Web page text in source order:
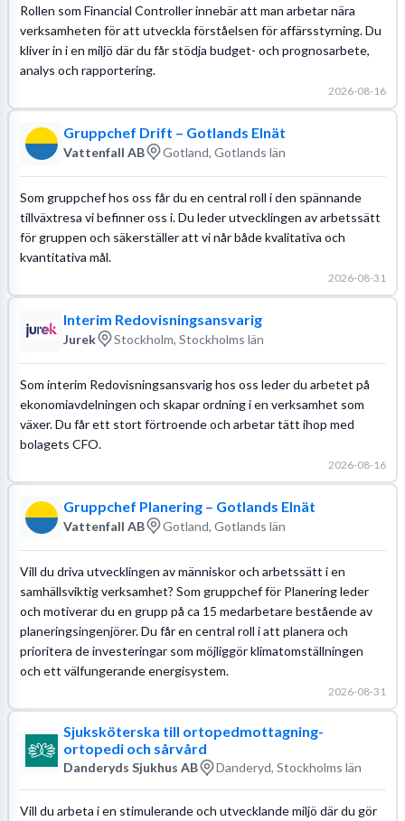
Rollen som Financial Controller innebär att man arbetar nära
verksamheten för att utveckla förståelsen för affärsstyrning. Du
kliver in i en miljö där du får stödja budget- och prognosarbete,
analys och rapportering.
2026-08-16
Gruppchef Drift – Gotlands Elnät
Vattenfall AB Gotland, Gotlands län
Som gruppchef hos oss får du en central roll i den spännande
tillväxtresa vi befinner oss i. Du leder utvecklingen av arbetssätt
för gruppen och säkerställer att vi når både kvalitativa och
kvantitativa mål.
2026-08-31
Interim Redovisningsansvarig
Jurek Stockholm, Stockholms län
Som interim Redovisningsansvarig hos oss leder du arbetet på
ekonomiavdelningen och skapar ordning i en verksamhet som
växer. Du får ett stort förtroende och arbetar tätt ihop med
bolagets CFO.
2026-08-16
Gruppchef Planering – Gotlands Elnät
Vattenfall AB Gotland, Gotlands län
Vill du driva utvecklingen av människor och arbetssätt i en
samhällsviktig verksamhet? Som gruppchef för Planering leder
och motiverar du en grupp på ca 15 medarbetare bestående av
planeringsingenjörer. Du får en central roll i att planera och
prioritera de investeringar som möjliggör klimatomställningen
och ett välfungerande energisystem.
2026-08-31
Sjuksköterska till ortopedmottagning-
ortopedi och sårvård
Danderyds Sjukhus AB Danderyd, Stockholms län
Vill du arbeta i en stimulerande och utvecklande miljö där du gör